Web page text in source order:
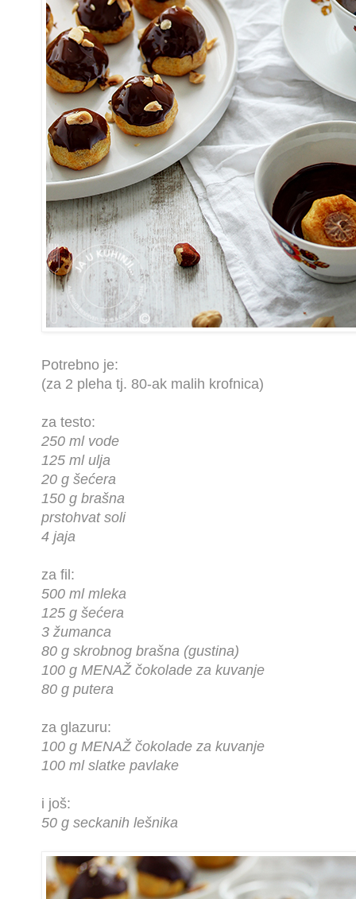
Potrebno je:
(za 2 pleha tj. 80-ak malih krofnica)
za testo:
250 ml vode
125 ml ulja
20 g šećera
150 g brašna
prstohvat soli
4 jaja
za fil:
500 ml mleka
125 g šećera
3 žumanca
80 g skrobnog brašna (gustina)
100 g MENAŽ čokolade za kuvanje
80 g putera
za glazuru:
100 g MENAŽ čokolade za kuvanje
100 ml slatke pavlake
i još:
50 g seckanih lešnika